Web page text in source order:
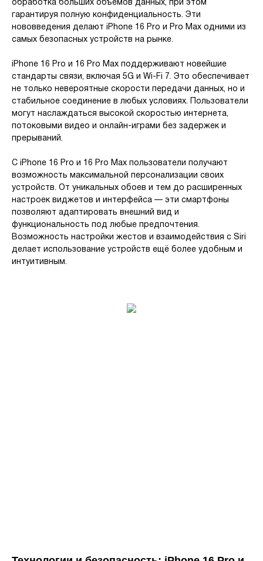
обработка больших объёмов данных, при этом
гарантируя полную конфиденциальность. Эти
нововведения делают iPhone 16 Pro и Pro Max одними из
самых безопасных устройств на рынке.
iPhone 16 Pro и 16 Pro Max поддерживают новейшие
стандарты связи, включая 5G и Wi-Fi 7. Это обеспечивает
не только невероятные скорости передачи данных, но и
стабильное соединение в любых условиях. Пользователи
могут наслаждаться высокой скоростью интернета,
потоковыми видео и онлайн-играми без задержек и
прерываний.
С iPhone 16 Pro и 16 Pro Max пользователи получают
возможность максимальной персонализации своих
устройств. От уникальных обоев и тем до расширенных
настроек виджетов и интерфейса — эти смартфоны
позволяют адаптировать внешний вид и
функциональность под любые предпочтения.
Возможность настройки жестов и взаимодействия с Siri
делает использование устройств ещё более удобным и
интуитивным.